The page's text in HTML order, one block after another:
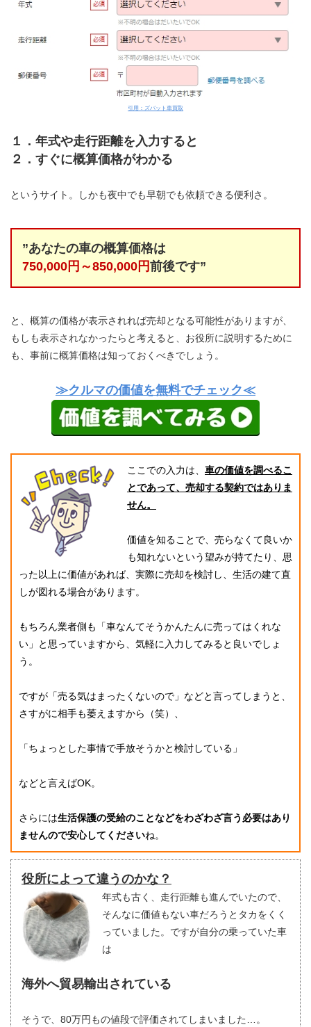
引用：ズバット車買取
１．年式や走行距離を入力すると
２．すぐに概算価格がわかる
というサイト。しかも夜中でも早朝でも依頼できる便利さ。
”あなたの車の概算価格は
750,000円～850,000円前後です”
と、概算の価格が表示されれば売却となる可能性がありますが、
もしも表示されなかったらと考えると、お役所に説明するために
も、事前に概算価格は知っておくべきでしょう。
≫クルマの価値を無料でチェック≪
ここでの入力は、 車の価値を調べるこ
とであって、売却する契約ではありま
せん。
価値を知ることで、売らなくて良いか
も知れないという望みが持てたり、思
った以上に価値があれば、実際に売却を検討し、生活の建て直
しが図れる場合があります。
もちろん業者側も「車なんてそうかんたんに売ってはくれな
い」と思っていますから、気軽に入力してみると良いでしょ
う。
ですが「売る気はまったくないので」などと言ってしまうと、
さすがに相手も萎えますから（笑）、
「ちょっとした事情で手放そうかと検討している」
などと言えばOK。
さらには生活保護の受給のことなどをわざわざ言う必要はあり
ませんので安心してくださいね。
役所によって違うのかな？
年式も古く、走行距離も進んでいたので、
そんなに価値もない車だろうとタカをくく
っていました。ですが自分の乗っていた車
は
海外へ貿易輸出されている
そうで、80万円もの値段で評価されてしまいました…。